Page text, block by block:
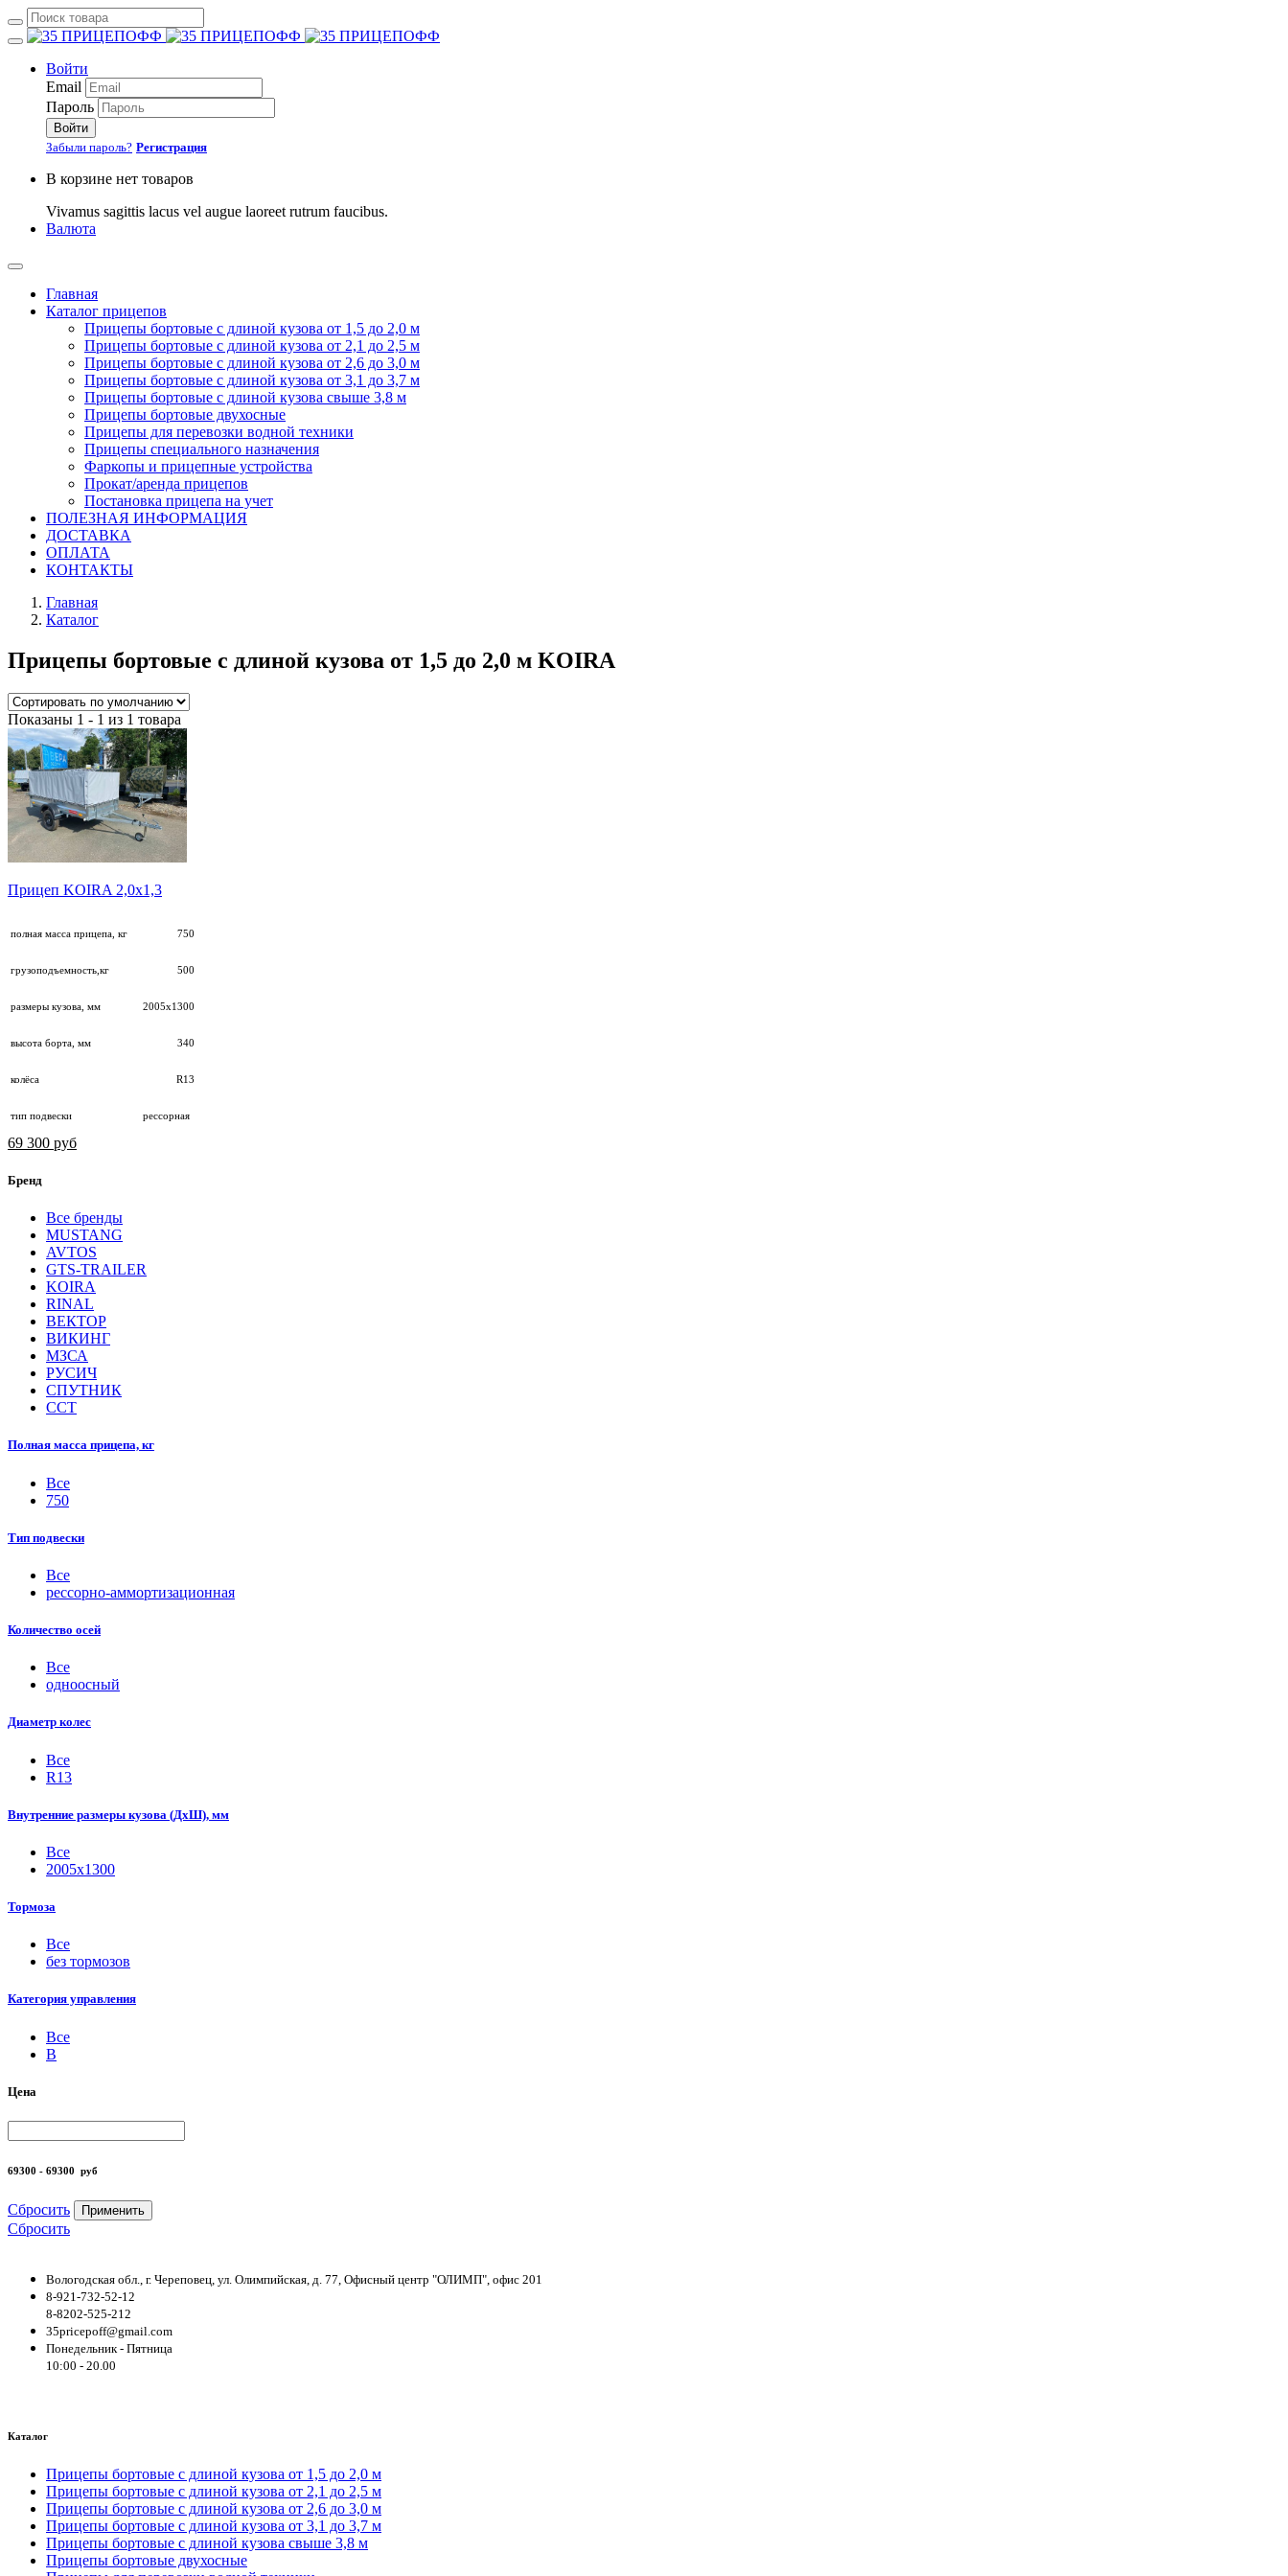
Войти
Email
Пароль
Войти
Забыли пароль? Регистрация
В корзине нет товаров
Vivamus sagittis lacus vel augue laoreet rutrum faucibus.
Валюта
Главная
Каталог прицепов
Прицепы бортовые с длиной кузова от 1,5 до 2,0 м
Прицепы бортовые с длиной кузова от 2,1 до 2,5 м
Прицепы бортовые с длиной кузова от 2,6 до 3,0 м
Прицепы бортовые с длиной кузова от 3,1 до 3,7 м
Прицепы бортовые с длиной кузова свыше 3,8 м
Прицепы бортовые двухосные
Прицепы для перевозки водной техники
Прицепы специального назначения
Фаркопы и прицепные устройства
Прокат/аренда прицепов
Постановка прицепа на учет
ПОЛЕЗНАЯ ИНФОРМАЦИЯ
ДОСТАВКА
ОПЛАТА
КОНТАКТЫ
Главная
Каталог
Прицепы бортовые с длиной кузова от 1,5 до 2,0 м KOIRA
Показаны 1 - 1 из 1 товара
Прицеп KOIRA 2,0х1,3
полная масса прицепа, кг 750
грузоподъемность,кг 500
размеры кузова, мм 2005х1300
высота борта, мм 340
колёса R13
тип подвески рессорная
69 300 руб
Бренд
Все бренды
MUSTANG
AVTOS
GTS-TRAILER
KOIRA
RINAL
ВЕКТОР
ВИКИНГ
МЗСА
РУСИЧ
СПУТНИК
ССТ
Полная масса прицепа, кг
Все
750
Тип подвески
Все
рессорно-аммортизационная
Количество осей
Все
одноосный
Диаметр колес
Все
R13
Внутренние размеры кузова (ДхШ), мм
Все
2005х1300
Тормоза
Все
без тормозов
Категория управления
Все
B
Цена
69300 - 69300 руб
Сбросить Применить
Сбросить
Вологодская обл., г. Череповец, ул. Олимпийская, д. 77, Офисный центр "ОЛИМП", офис 201
8-921-732-52-12
8-8202-525-212
35pricepoff@gmail.com
Понедельник - Пятница
10:00 - 20.00
Каталог
Прицепы бортовые с длиной кузова от 1,5 до 2,0 м
Прицепы бортовые с длиной кузова от 2,1 до 2,5 м
Прицепы бортовые с длиной кузова от 2,6 до 3,0 м
Прицепы бортовые с длиной кузова от 3,1 до 3,7 м
Прицепы бортовые с длиной кузова свыше 3,8 м
Прицепы бортовые двухосные